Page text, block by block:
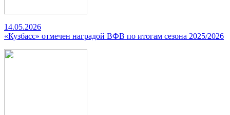
14.05.2026
«Кузбасс» отмечен наградой ВФВ по итогам сезона 2025/2026